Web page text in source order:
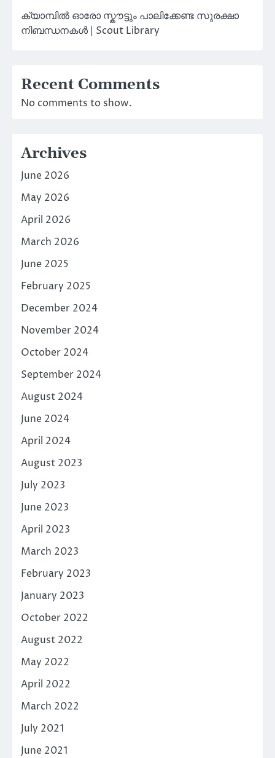
ക്യാമ്പിൽ ഓരോ സ്കൗട്ടും പാലിക്കേണ്ട സുരക്ഷാ
നിബന്ധനകൾ | Scout Library
Recent Comments
No comments to show.
Archives
June 2026
May 2026
April 2026
March 2026
June 2025
February 2025
December 2024
November 2024
October 2024
September 2024
August 2024
June 2024
April 2024
August 2023
July 2023
June 2023
April 2023
March 2023
February 2023
January 2023
October 2022
August 2022
May 2022
April 2022
March 2022
July 2021
June 2021